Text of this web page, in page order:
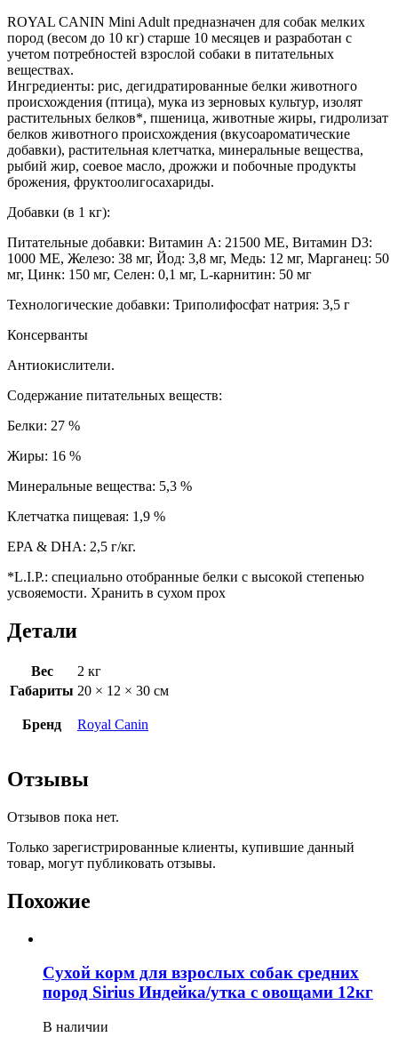
ROYAL CANIN Mini Adult предназначен для собак мелких
пород (весом до 10 кг) старше 10 месяцев и разработан с
учетом потребностей взрослой собаки в питательных
веществах.
Ингредиенты: рис, дегидратированные белки животного
происхождения (птица), мука из зерновых культур, изолят
растительных белков*, пшеница, животные жиры, гидролизат
белков животного происхождения (вкусоароматические
добавки), растительная клетчатка, минеральные вещества,
рыбий жир, соевое масло, дрожжи и побочные продукты
брожения, фруктоолигосахариды.
Добавки (в 1 кг):
Питательные добавки: Витамин A: 21500 ME, Витамин D3:
1000 ME, Железо: 38 мг, Йод: 3,8 мг, Медь: 12 мг, Марганец: 50
мг, Цинк: 150 мг, Ceлeн: 0,1 мг, L-карнитин: 50 мг
Технологические добавки: Триполифосфат натрия: 3,5 г
Консерванты
Антиокислители.
Содержание питательных веществ:
Белки: 27 %
Жиры: 16 %
Минеральные вещества: 5,3 %
Клетчатка пищевая: 1,9 %
EPA & DHA: 2,5 г/кг.
*L.I.P.: специально отобранные белки с высокой степенью
усвояемости. Хранить в сухом прох
Детали
Вес
2 кг
Габариты 20 × 12 × 30 см
Бренд Royal Canin
Отзывы
Отзывов пока нет.
Только зарегистрированные клиенты, купившие данный
товар, могут публиковать отзывы.
Похожие
Сухой корм для взрослых собак средних
пород Sirius Индейка/утка с овощами 12кг
В наличии